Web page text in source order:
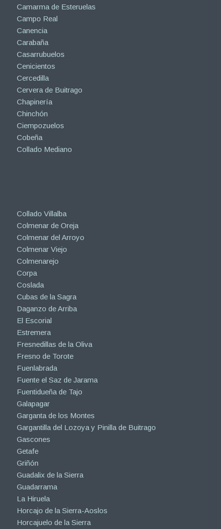
Camarma de Esteruelas
Campo Real
Canencia
Carabaña
Casarrubuelos
Cenicientos
Cercedilla
Cervera de Buitrago
Chapinería
Chinchón
Ciempozuelos
Cobeña
Collado Mediano
Collado Villalba
Colmenar de Oreja
Colmenar del Arroyo
Colmenar Viejo
Colmenarejo
Corpa
Coslada
Cubas de la Sagra
Daganzo de Arriba
El Escorial
Estremera
Fresnedillas de la Oliva
Fresno de Torote
Fuenlabrada
Fuente el Saz de Jarama
Fuentidueña de Tajo
Galapagar
Garganta de los Montes
Gargantilla del Lozoya y Pinilla de Buitrago
Gascones
Getafe
Griñón
Guadalix de la Sierra
Guadarrama
La Hiruela
Horcajo de la Sierra-Aoslos
Horcajuelo de la Sierra